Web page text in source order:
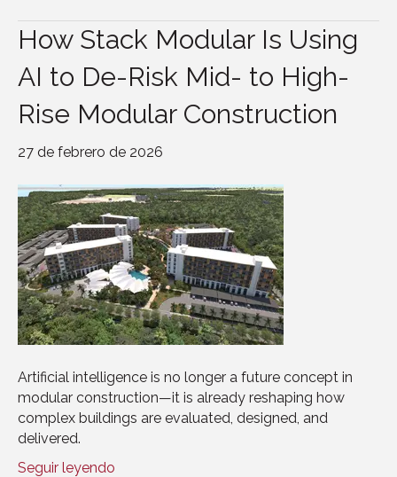
How Stack Modular Is Using
AI to De-Risk Mid- to High-
Rise Modular Construction
27 de febrero de 2026
Artificial intelligence is no longer a future concept in
modular construction—it is already reshaping how
complex buildings are evaluated, designed, and
delivered.
Seguir leyendo